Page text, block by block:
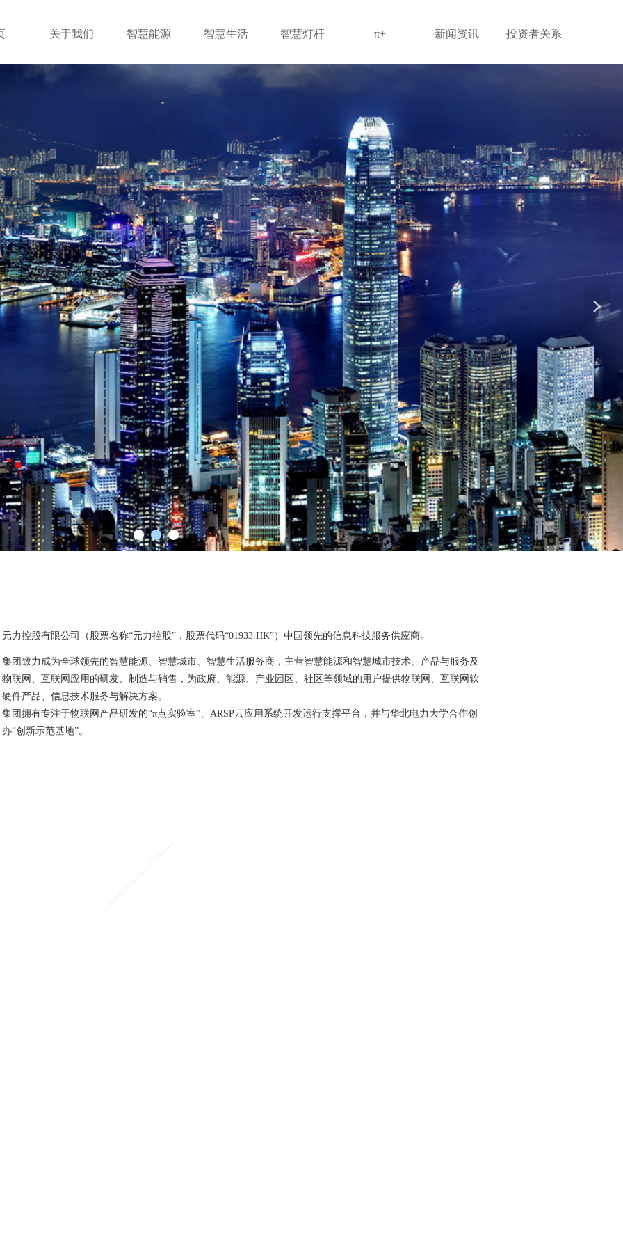
넲
关于我们 智慧能源 智慧生活 智慧灯杆 π+ 新闻资讯 投资者关系
主营业务
元力控股有限公司（股票名称“元力控股”，股票代码“01933.HK”）中国领先的信息科技服务供应商。
集团致力成为全球领先的智慧能源、智慧城市、智慧生活服务商，主营智慧能源和智慧城市技术、产品与服务及
物联网、互联网应用的研发、制造与销售，为政府、能源、产业园区、社区等领域的用户提供物联网、互联网软
硬件产品、信息技术服务与解决方案。
集团拥有专注于物联网产品研发的“π点实验室”、ARSP云应用系统开发运行支撑平台，并与华北电力大学合作创
办“创新示范基地”。